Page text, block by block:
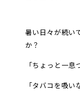
暑い日々が続い
か？
「ちょっと一息
「タバコを吸